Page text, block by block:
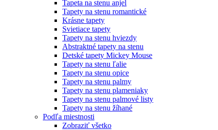
Tapeta na stenu anjel
Tapety na stenu romantické
Krásne tapety
Svietiace tapety
Tapety na stenu hviezdy
Abstraktné tapety na stenu
Detské tapety Mickey Mouse
Tapety na stenu ľalie
Tapety na stenu opice
Tapety na stenu palmy
Tapety na stenu plameniaky
Tapety na stenu palmové listy
Tapety na stenu žíhané
Podľa miestnosti
Zobraziť všetko